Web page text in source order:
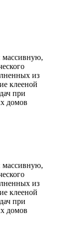
массивную,
из
клееной
при
домов
массивную,
из
клееной
при
домов